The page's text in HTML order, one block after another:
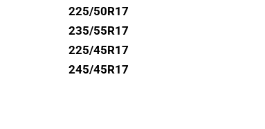
225/50R17
235/55R17
225/45R17
245/45R17